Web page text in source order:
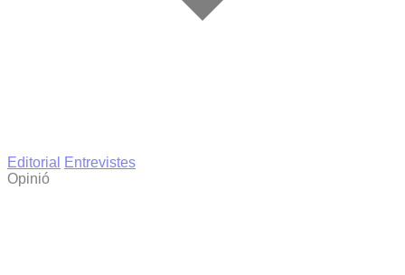
Editorial
Entrevistes
Opinió